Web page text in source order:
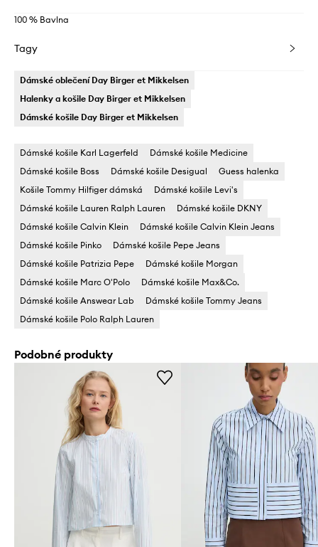
100 % Bavlna
Tagy
Dámské oblečení Day Birger et Mikkelsen
Halenky a košile Day Birger et Mikkelsen
Dámské košile Day Birger et Mikkelsen
Dámské košile Karl Lagerfeld
Dámské košile Medicine
Dámské košile Boss
Dámské košile Desigual
Guess halenka
Košile Tommy Hilfiger dámská
Dámské košile Levi's
Dámské košile Lauren Ralph Lauren
Dámské košile DKNY
Dámské košile Calvin Klein
Dámské košile Calvin Klein Jeans
Dámské košile Pinko
Dámské košile Pepe Jeans
Dámské košile Patrizia Pepe
Dámské košile Morgan
Dámské košile Marc O'Polo
Dámské košile Max&Co.
Dámské košile Answear Lab
Dámské košile Tommy Jeans
Dámské košile Polo Ralph Lauren
Podobné produkty